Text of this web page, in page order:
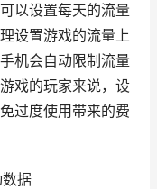
以设置每天的流量
设置游戏的流量上
机会自动限制流量
戏的玩家来说，设
过度使用带来的费
数据